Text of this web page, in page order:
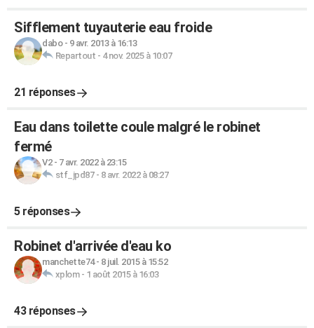
Sifflement tuyauterie eau froide
dabo- 9 avr. 2013 à 16:13
Repartout - 4 nov. 2025 à 10:07
21 réponses
Eau dans toilette coule malgré le robinet
fermé
V2- 7 avr. 2022 à 23:15
stf_jpd87- 8 avr. 2022 à 08:27
5 réponses
Robinet d'arrivée d'eau ko
manchette74- 8 juil. 2015 à 15:52
xplom- 1 août 2015 à 16:03
43 réponses